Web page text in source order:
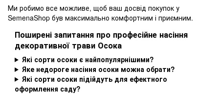
Ми робимо все можливе, щоб ваш досвід покупок у
SemenaShop був максимально комфортним і приємним.
Поширені запитання про професійне насіння
декоративної трави Осока
Які сорти осоки є найпопулярнішими?
Яке недороге насіння осоки можна обрати?
Які сорти осоки підійдуть для ефектного
оформлення саду?